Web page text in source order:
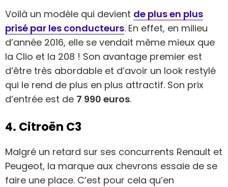
Voilà un modèle qui devient de plus en plus
prisé par les conducteurs. En effet, en milieu
d’année 2016, elle se vendait même mieux que
la Clio et la 208 ! Son avantage premier est
d’être très abordable et d’avoir un look restylé
qui le rend de plus en plus attractif. Son prix
d’entrée est de 7 990 euros.
4. Citroën C3
Malgré un retard sur ses concurrents Renault et
Peugeot, la marque aux chevrons essaie de se
faire une place. C’est pour cela qu’en